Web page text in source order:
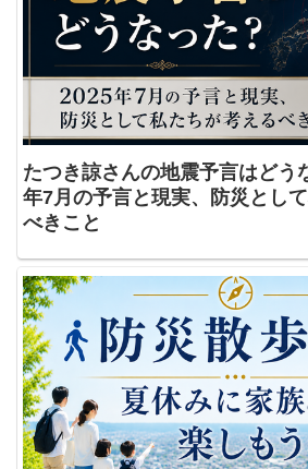
たつき諒さんの地震予言はどう
年7月の予言と現実、防災とし
べきこと